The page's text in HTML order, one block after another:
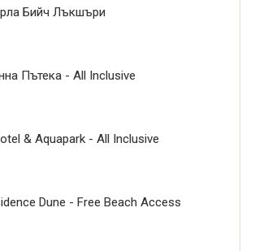
Бийч Лъкшъри
Пътека - All Inclusive
& Aquapark - All Inclusive
Dune - Free Beach Access